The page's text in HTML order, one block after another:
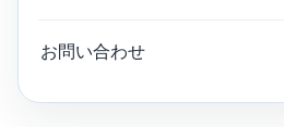
お問い合わせ